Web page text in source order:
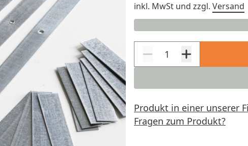
inkl. MwSt und zzgl. Versand
Produkt in einer unserer
Fragen zum Produkt?